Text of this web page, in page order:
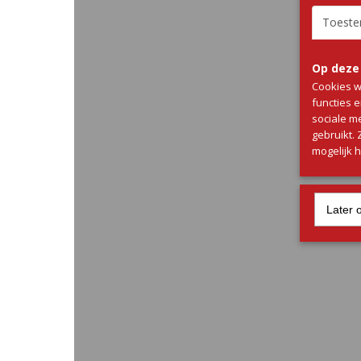
Op
Cookies
functies
sociale
gebruikt.
mogelijk
Later